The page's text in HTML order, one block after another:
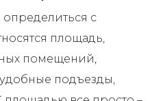
с
площадь,
помещений,
подъезды,